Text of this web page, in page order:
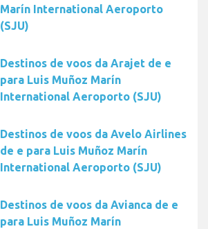
Marín International Aeroporto
(SJU)
Destinos de voos da Arajet de e
para Luis Muñoz Marín
International Aeroporto (SJU)
Destinos de voos da Avelo Airlines
de e para Luis Muñoz Marín
International Aeroporto (SJU)
Destinos de voos da Avianca de e
para Luis Muñoz Marín